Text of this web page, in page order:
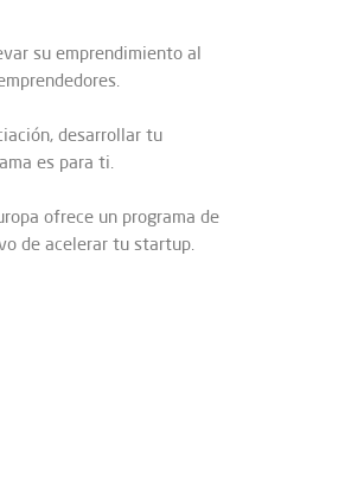
su emprendimiento al
desarrollar tu
es para ti.
ofrece un programa de
de acelerar tu startup.